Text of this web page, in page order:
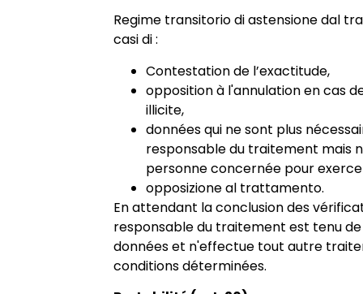
Regime transitorio di astensione dal
casi di :
Contestation de l’exactitude,
opposition à l'annulation en cas
illicite,
données qui ne sont plus
responsable du traitement mais
personne concernée pour
opposizione al trattamento.
En attendant la conclusion des
responsable du traitement est tenu
données et n'effectue tout autre
conditions déterminées.